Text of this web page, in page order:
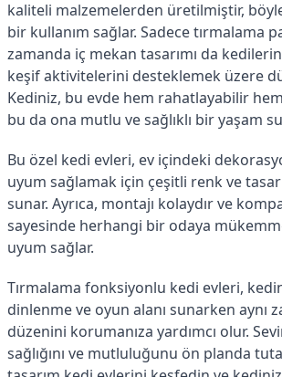
kaliteli malzemelerden üretilmiştir,
bir kullanım sağlar. Sadece tırmalama
zamanda iç mekan tasarımı da
keşif aktivitelerini desteklemek üzere
Kediniz, bu evde hem rahatlayabilir
bu da ona mutlu ve sağlıklı bir yaşam
Bu özel kedi evleri, ev içindeki
uyum sağlamak için çeşitli renk ve
sunar. Ayrıca, montajı kolaydır ve
sayesinde herhangi bir odaya
uyum sağlar.
Tırmalama fonksiyonlu kedi evleri,
dinlenme ve oyun alanı sunarken aynı
düzenini korumanıza yardımcı olur.
sağlığını ve mutluluğunu ön planda